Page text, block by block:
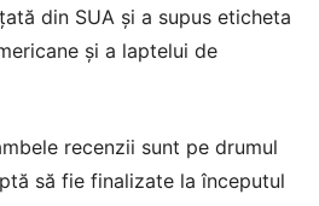
din SUA și a supus eticheta
și a laptelui de
recenzii sunt pe drumul
să fie finalizate la începutul